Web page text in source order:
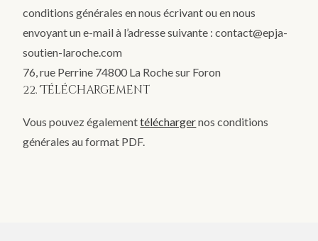
conditions générales en nous écrivant ou en nous
envoyant un e-mail à l’adresse suivante : contact@epja-
soutien-laroche.com
76, rue Perrine 74800 La Roche sur Foron
22. Téléchargement
Vous pouvez égalementtéléchargernos conditions
générales au format PDF.